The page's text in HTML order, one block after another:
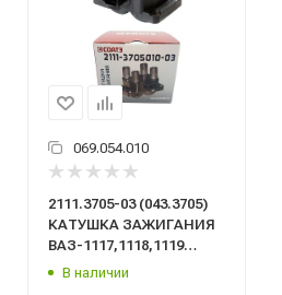
069.054.010
2111.3705-03 (043.3705)
КАТУШКА ЗАЖИГАНИЯ
ВАЗ-1117,1118,1119
КАЛИНА,
В наличии